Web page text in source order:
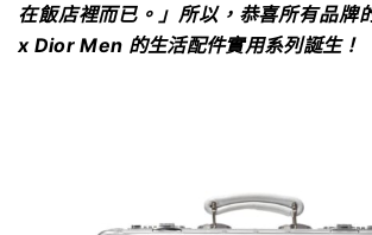
在飯店裡而已。」所以，恭喜所有品牌
x Dior Men 的生活配件實用系列誕生！